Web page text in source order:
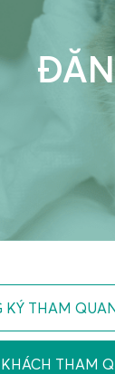
KÝ THAM
THAM